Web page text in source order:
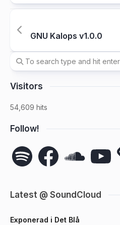
GNU Kalops v1.0.0
Visitors
54,609 hits
Follow!
Spotify FacebookSoundCloudYouTube
Latest @ SoundCloud
Exponerad i Det Blå